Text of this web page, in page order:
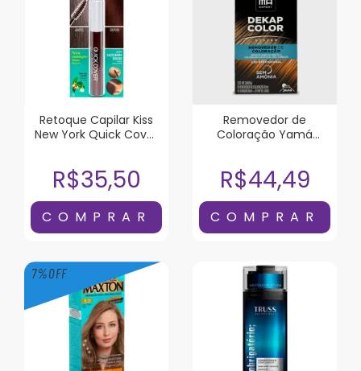
Retoque Capilar Kiss
New York Quick Cover
R$35,50
Removedor de
Coloração Yam
R$44,49
7%OFF